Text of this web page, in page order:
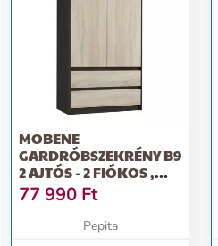
MOBENE
GARDRÓBSZEKRÉNY B9
2 AJTÓS - 2 FIÓKOS ,
WENGE SONOMA
77 990 Ft
Pepita